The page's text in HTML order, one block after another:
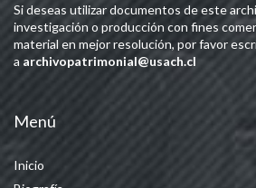
Si deseas utilizar documentos de este
investigación o producción con fines
material en mejor resolución, por favor
a archivopatrimonial@usach.cl
Menú
Inicio